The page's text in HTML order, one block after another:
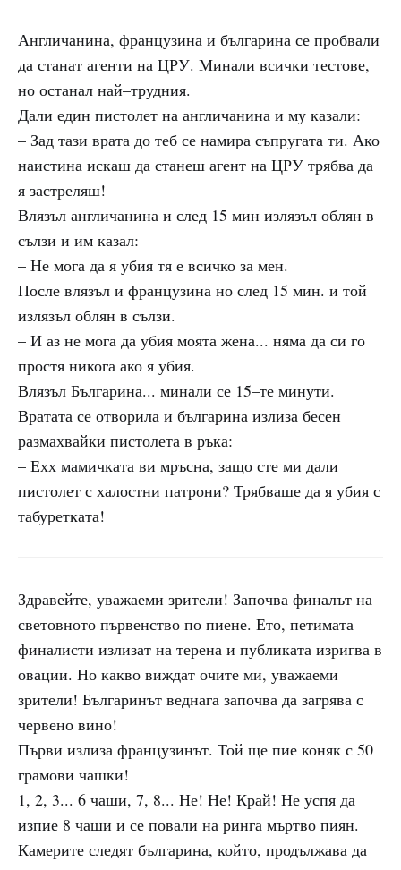
Англичанина, французина и българина се пробвали
да станат агенти на ЦРУ. Минали всички тестове,
но останал най–трудния.
Дали един пистолет на англичанина и му казали:
– Зад тази врата до теб се намира съпругата ти. Ако
наистина искаш да станеш агент на ЦРУ трябва да
я застреляш!
Влязъл англичанина и след 15 мин излязъл облян в
сълзи и им казал:
– Не мога да я убия тя е всичко за мен.
После влязъл и французина но след 15 мин. и той
излязъл облян в сълзи.
– И аз не мога да убия моята жена... няма да си го
простя никога ако я убия.
Влязъл Българина... минали се 15–те минути.
Вратата се отворила и българина излиза бесен
размахвайки пистолета в ръка:
– Ехх мамичката ви мръсна, защо сте ми дали
пистолет с халостни патрони? Трябваше да я убия с
табуретката!
Здравейте, уважаеми зрители! Започва финалът на
световното първенство по пиене. Ето, петимата
финалисти излизат на терена и публиката изригва в
овации. Но какво виждат очите ми, уважаеми
зрители! Българинът веднага започва да загрява с
червено вино!
Първи излиза французинът. Той ще пие коняк с 50
грамови чашки!
1, 2, 3... 6 чаши, 7, 8... Не! Не! Край! Не успя да
изпие 8 чаши и се повали на ринга мъртво пиян.
Камерите следят българина, който, продължава да